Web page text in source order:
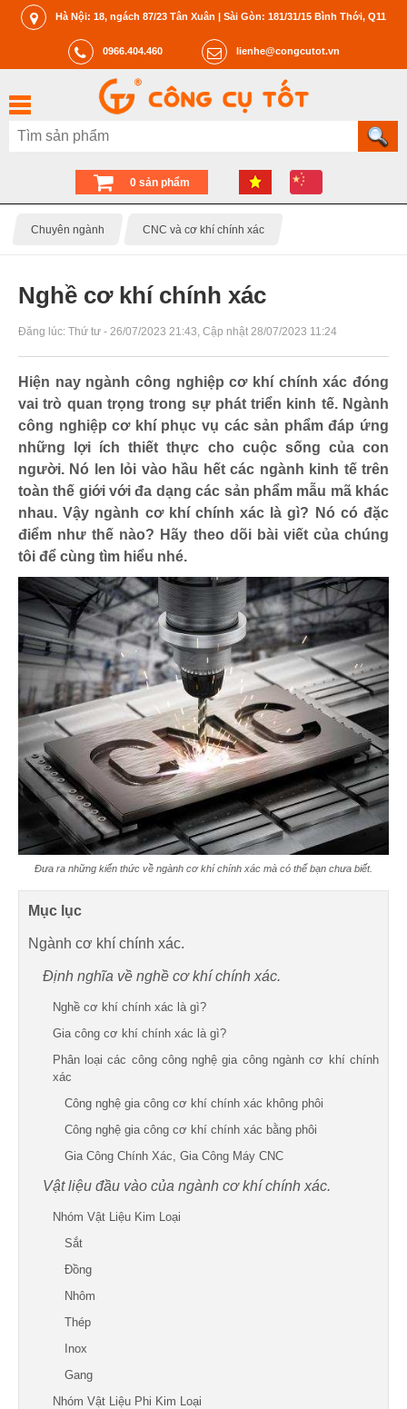
Hà Nội: 18, ngách 87/23 Tân Xuân | Sài Gòn: 181/31/15 Bình Thới, Q11
0966.404.460 lienhe@congcutot.vn
0 sản phẩm
Chuyên ngành CNC và cơ khí chính xác
Nghề cơ khí chính xác
Đăng lúc: Thứ tư - 26/07/2023 21:43, Cập nhật 28/07/2023 11:24
Hiện nay ngành công nghiệp cơ khí chính xác đóng
vai trò quan trọng trong sự phát triển kinh tế. Ngành
công nghiệp cơ khí phục vụ các sản phẩm đáp ứng
những lợi ích thiết thực cho cuộc sống của con
người. Nó len lỏi vào hầu hết các ngành kinh tế trên
toàn thế giới với đa dạng các sản phẩm mẫu mã khác
nhau. Vậy ngành cơ khí chính xác là gì? Nó có đặc
điểm như thế nào? Hãy theo dõi bài viết của chúng
tôi để cùng tìm hiểu nhé.
Đưa ra những kiến thức về ngành cơ khí chính xác mà có thể bạn chưa biết.
Mục lục
Ngành cơ khí chính xác.
Định nghĩa về nghề cơ khí chính xác.
Nghề cơ khí chính xác là gì?
Gia công cơ khí chính xác là gì?
Phân loại các công công nghệ gia công ngành cơ khí chính
xác
Công nghệ gia công cơ khí chính xác không phôi
Công nghệ gia công cơ khí chính xác bằng phôi
Gia Công Chính Xác, Gia Công Máy CNC
Vật liệu đầu vào của ngành cơ khí chính xác.
Nhóm Vật Liệu Kim Loại
Sắt
Đồng
Nhôm
Thép
Inox
Gang
Nhóm Vật Liệu Phi Kim Loại